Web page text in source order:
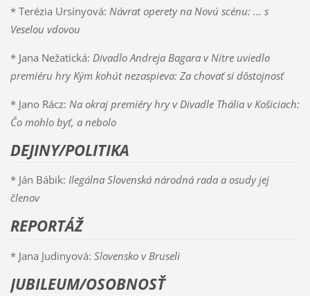
* Terézia Ursínyová: Návrat operety na Novú scénu: ... s
Veselou vdovou
* Jana Nežatická: Divadlo Andreja Bagara v Nitre uviedlo
premiéru hry Kým kohút nezaspieva: Za chovať si dôstojnosť
* Jano Rácz: Na okraj premiéry hry v Divadle Thália v Košiciach:
Čo mohlo byť, a nebolo
DEJINY/POLITIKA
* Ján Bábik: Ilegálna Slovenská národná rada a osudy jej
členov
REPORTÁŽ
* Jana Judinyová: Slovensko v Bruseli
JUBILEUM/OSOBNOSŤ